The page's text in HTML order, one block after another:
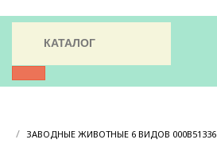
КАТАЛОГ
/ ЗАВОДНЫЕ ЖИВОТНЫЕ 6 ВИДОВ 000В51336